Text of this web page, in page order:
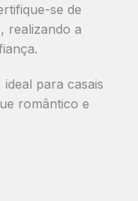
se de
realizando a
para casais
romântico e